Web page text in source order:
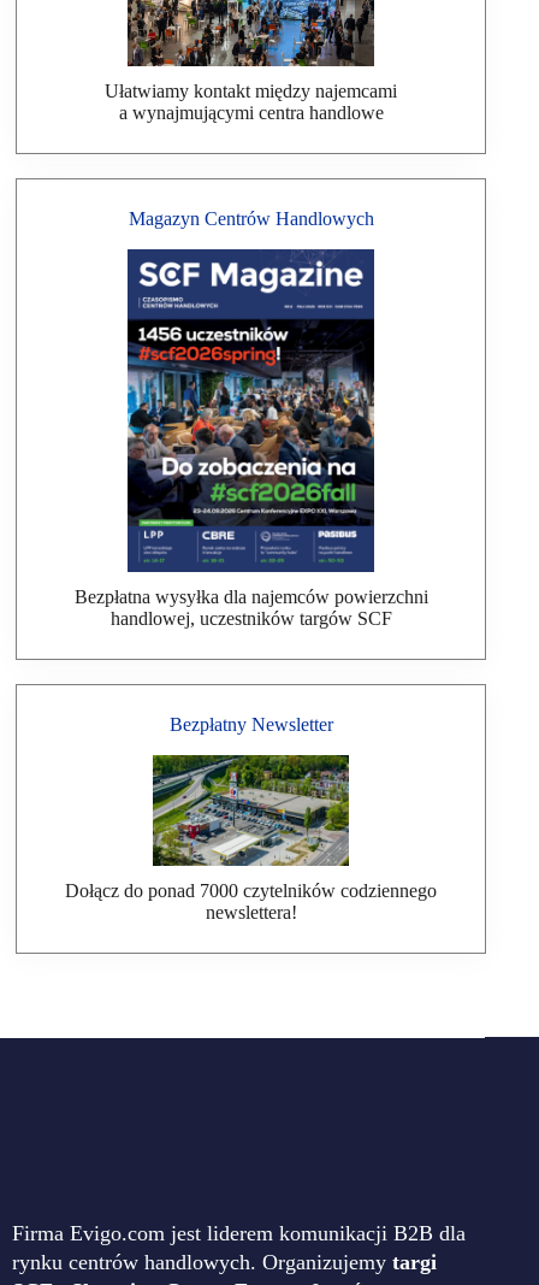
Ułatwiamy kontakt między najemcami
a wynajmującymi centra handlowe
Magazyn Centrów Handlowych
Bezpłatna wysyłka dla najemców powierzchni
handlowej, uczestników targów SCF
Bezpłatny Newsletter
Dołącz do ponad 7000 czytelników codziennego
newslettera!
Firma Evigo.com jest liderem komunikacji B2B dla
rynku centrów handlowych. Organizujemy targi